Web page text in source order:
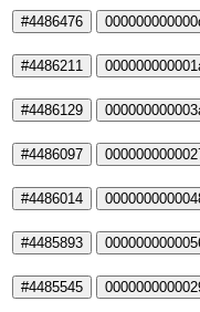
#4486476
#4486211
#4486129
#4486097
#4486014
#4485893
#4485545